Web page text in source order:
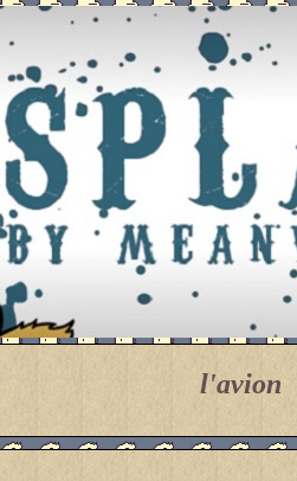
Pendant ce temps... Par
l'avion